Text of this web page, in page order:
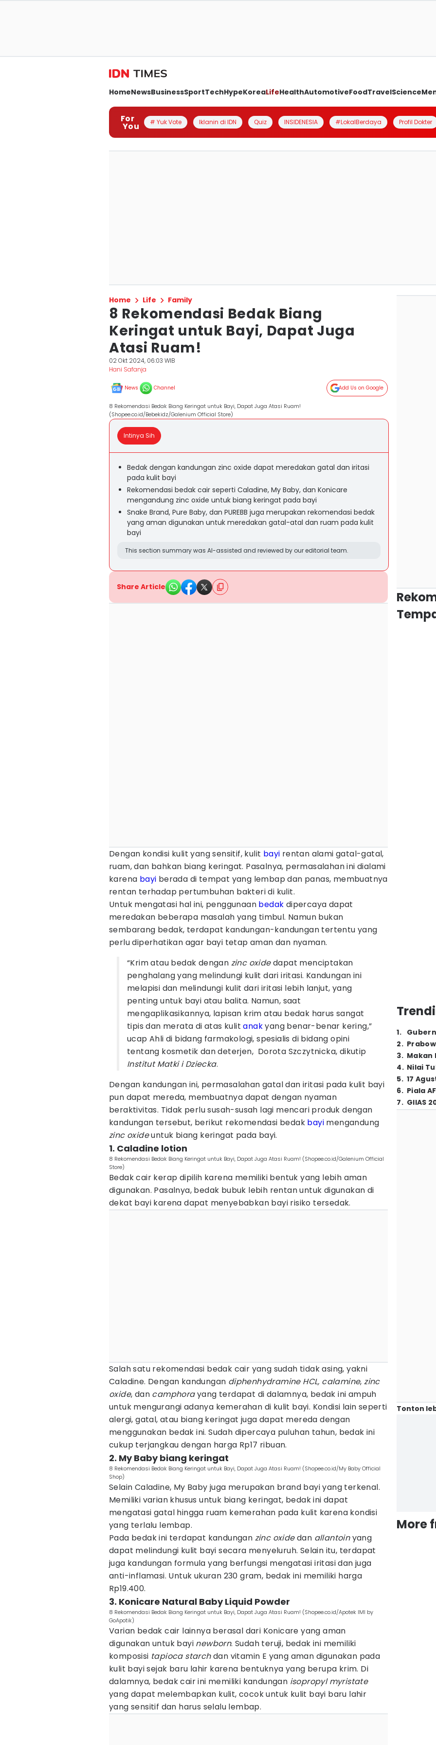
HomeNewsBusinessSportTechHypeKoreaLifeHealthAutomotiveFoodTravelScience
For
You # Yuk Vote Iklanin di IDN Quiz INSIDENESIA #LokalBerdaya Profil Dokter
Home Life Family
8 Rekomendasi Bedak Biang
Keringat untuk Bayi, Dapat Juga
Atasi Ruam!
02 Okt 2024, 06:03 WIB
Hani Safanja
News Channel Add Us on Google
8 Rekomendasi Bedak Biang Keringat untuk Bayi, Dapat Juga Atasi Ruam!
(Shopee.co.id/Bebekidz/Galenium Official Store)
Intinya Sih
Bedak dengan kandungan zinc oxide dapat meredakan gatal dan iritasi
pada kulit bayi
Rekomendasi bedak cair seperti Caladine, My Baby, dan Konicare
mengandung zinc oxide untuk biang keringat pada bayi
Snake Brand, Pure Baby, dan PUREBB juga merupakan rekomendasi bedak
yang aman digunakan untuk meredakan gatal-atal dan ruam pada kulit
bayi
This section summary was AI-assisted and reviewed by our editorial team.
Share Article
Dengan kondisi kulit yang sensitif, kulit bayi rentan alami gatal-gatal,
ruam, dan bahkan biang keringat. Pasalnya, permasalahan ini dialami
karena bayi berada di tempat yang lembap dan panas, membuatnya
rentan terhadap pertumbuhan bakteri di kulit.
Untuk mengatasi hal ini, penggunaan bedak dipercaya dapat
meredakan beberapa masalah yang timbul. Namun bukan
sembarang bedak, terdapat kandungan-kandungan tertentu yang
perlu diperhatikan agar bayi tetap aman dan nyaman.
“Krim atau bedak dengan zinc oxidedapat menciptakan
penghalang yang melindungi kulit dari iritasi. Kandungan ini
melapisi dan melindungi kulit dari iritasi lebih lanjut, yang
penting untuk bayi atau balita. Namun, saat
mengaplikasikannya, lapisan krim atau bedak harus sangat
tipis dan merata di atas kulitanakyang benar-benar kering,”
ucap Ahli di bidang farmakologi, spesialis di bidang opini
tentang kosmetik dan deterjen, Dorota Szczytnicka, dikutip
Institut Matki i Dziecka.
Dengan kandungan ini, permasalahan gatal dan iritasi pada kulit bayi
pun dapat mereda, membuatnya dapat dengan nyaman
beraktivitas. Tidak perlu susah-susah lagi mencari produk dengan
kandungan tersebut, berikut rekomendasi bedak bayi mengandung
zinc oxideuntuk biang keringat pada bayi.
1. Caladine lotion
8 Rekomendasi Bedak Biang Keringat untuk Bayi, Dapat Juga Atasi Ruam! (Shopee.co.id/Galenium Official
Store)
Bedak cair kerap dipilih karena memiliki bentuk yang lebih aman
digunakan. Pasalnya, bedak bubuk lebih rentan untuk digunakan di
dekat bayi karena dapat menyebabkan bayi risiko tersedak.
Salah satu rekomendasi bedak cair yang sudah tidak asing, yakni
Caladine. Dengan kandungan diphenhydramine HCL, calamine,zinc
oxide, dan camphorayang terdapat di dalamnya, bedak ini ampuh
untuk mengurangi adanya kemerahan di kulit bayi. Kondisi lain seperti
alergi, gatal, atau biang keringat juga dapat mereda dengan
menggunakan bedak ini. Sudah dipercaya puluhan tahun, bedak ini
cukup terjangkau dengan harga Rp17 ribuan.
2. My Baby biang keringat
8 Rekomendasi Bedak Biang Keringat untuk Bayi, Dapat Juga Atasi Ruam! (Shopee.co.id/My Baby Official
Shop)
Selain Caladine, My Baby juga merupakan brand bayi yang terkenal.
Memiliki varian khusus untuk biang keringat, bedak ini dapat
mengatasi gatal hingga ruam kemerahan pada kulit karena kondisi
yang terlalu lembap.
Pada bedak ini terdapat kandungan zinc oxidedan allantoinyang
dapat melindungi kulit bayi secara menyeluruh. Selain itu, terdapat
juga kandungan formula yang berfungsi mengatasi iritasi dan juga
anti-inflamasi. Untuk ukuran 230 gram, bedak ini memiliki harga
Rp19.400.
3. Konicare Natural Baby Liquid Powder
8 Rekomendasi Bedak Biang Keringat untuk Bayi, Dapat Juga Atasi Ruam! (Shopee.co.id/Apotek IMI by
GoApotik)
Varian bedak cair lainnya berasal dari Konicare yang aman
digunakan untuk bayi newborn. Sudah teruji, bedak ini memiliki
komposisi tapioca starchdan vitamin E yang aman digunakan pada
kulit bayi sejak baru lahir karena bentuknya yang berupa krim. Di
dalamnya, bedak cair ini memiliki kandungan isopropyl myristate
yang dapat melembapkan kulit, cocok untuk kulit bayi baru lahir
yang sensitif dan harus selalu lembap.
1.
2.
3. Makan
4. Nilai
5. 17
6. Piala
7. GIIAS
Tonton
More